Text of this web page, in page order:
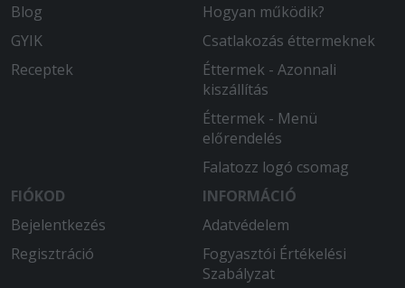
Blog
GYIK
Receptek
Hogyan működik?
Csatlakozás éttermeknek
Éttermek - Azonnali
kiszállítás
Éttermek - Menü
előrendelés
Falatozz logó csomag
FIÓKOD
Bejelentkezés
Regisztráció
INFORMÁCIÓ
Adatvédelem
Fogyasztói Értékelési
Szabályzat